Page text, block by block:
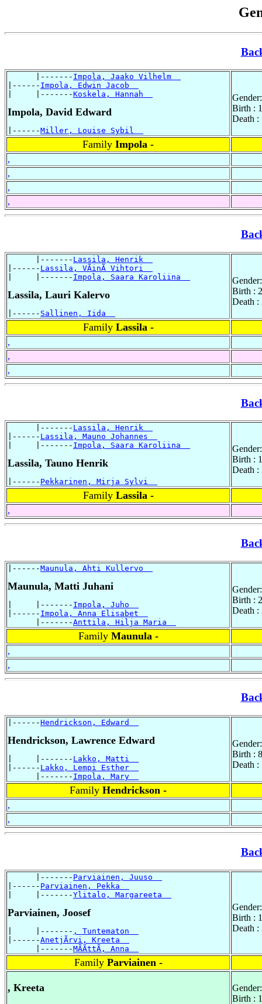
      |-------
Impola, Jaako Vilhelm
|------ Impola, Edwin Jacob
|     |-------Koskela, Hannah
Impola, David Edward
|------Miller, Louise Sybil
Birth :
Death :
Family Impola -
,
,
,
,
      |-------
Lassila, Henrik
|------ Lassila, VÃinÃ Vihtori
|     |------- Impola, Saara Karoliina
Lassila, Lauri Kalervo
|------ Sallinen, Iida
Birth :
Death :
Family Lassila -
,
,
,
      |-------
Lassila, Henrik
|------ Lassila, Mauno Johannes
|     |------- Impola, Saara Karoliina
Lassila, Tauno Henrik
|------ Pekkarinen, Mirja Sylvi
Birth :
Death :
Family Lassila -
,
|------Maunula, Ahti Kullervo
Maunula, Matti Juhani
|     |------- Impola, Juho
|------ Impola, Anna Elisabet
      |-------
Anttila, Hilja Maria
Birth :
Death :
Family Maunula -
,
,
|------Hendrickson, Edward
Hendrickson, Lawrence Edward
|     |------- Lakko, Matti
|------ Lakko, Lempi Esther
      |-------
Impola, Mary
Birth :
Death :
Family Hendrickson -
,
,
      |-------
Parviainen, Juuso
|------ Parviainen, Pekka
|     |-------Ylitalo, Margareeta
Parviainen, Joosef
|     |------- , Tuntematon
|------AnetjÃrvi, Kreeta
      |-------
MÃÃttÃ, Anna
Birth :
Death :
Family Parviainen -
, Kreeta
Birth :